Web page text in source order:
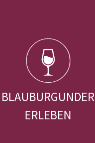
BLAUBURGUNDER
ERLEBEN